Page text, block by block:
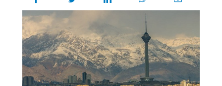
for: